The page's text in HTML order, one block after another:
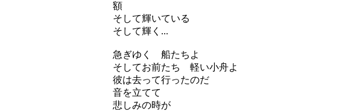
額
そして輝いている
そして輝く...
急ぎゆく 船たちよ
そしてお前たち 軽い小舟よ
彼は去って行ったのだ
音を立てて
悲しみの時が